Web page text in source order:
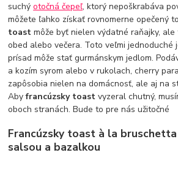
suchýotočná čepeľ, ktorý nepoškrabáva
môžete ľahko získať rovnomerne opečený
toastmôže byť nielen výdatné raňajky,
obed alebo večera. Toto veľmi jednoduché
prísad môže stať gurmánskym jedlom.
a kozím syrom alebo v rukolach, cherry
zapôsobia nielen na domácnosť, ale aj na
Abyfrancúzsky toastvyzeral chutný,
oboch stranách. Bude to pre nás užitočné
Francúzsky toast à la
salsou a bazalkou